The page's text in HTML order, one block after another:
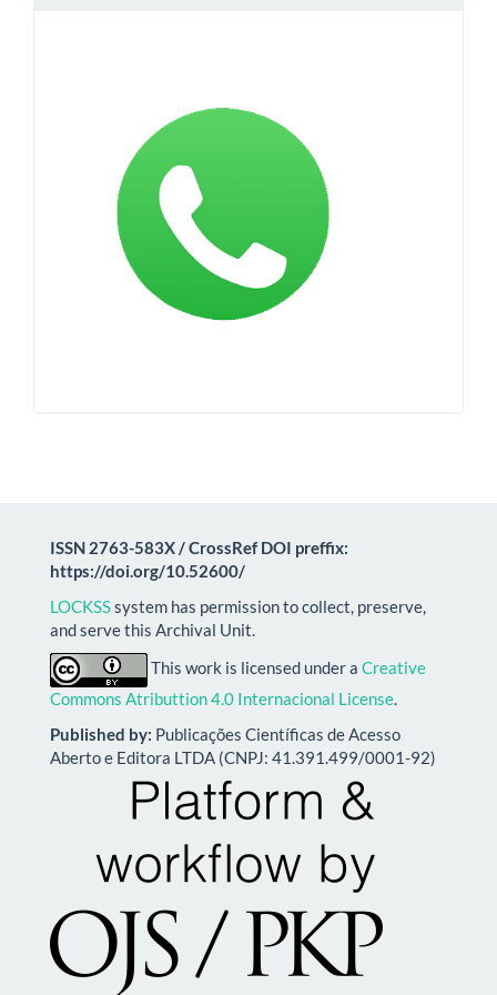
ISSN 2763-583X / CrossRef DOI preffix:
https://doi.org/10.52600/
LOCKSSsystem has permission to collect, preserve,
and serve this Archival Unit.
This work is licensed under a Creative
Commons Atributtion 4.0 Internacional License.
Published by: Publicações Científicas de Acesso
Aberto e Editora LTDA (CNPJ: 41.391.499/0001-92)